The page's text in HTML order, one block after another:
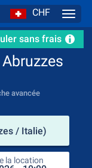
CHF
sans frais
avancée
/ Italie)
la location